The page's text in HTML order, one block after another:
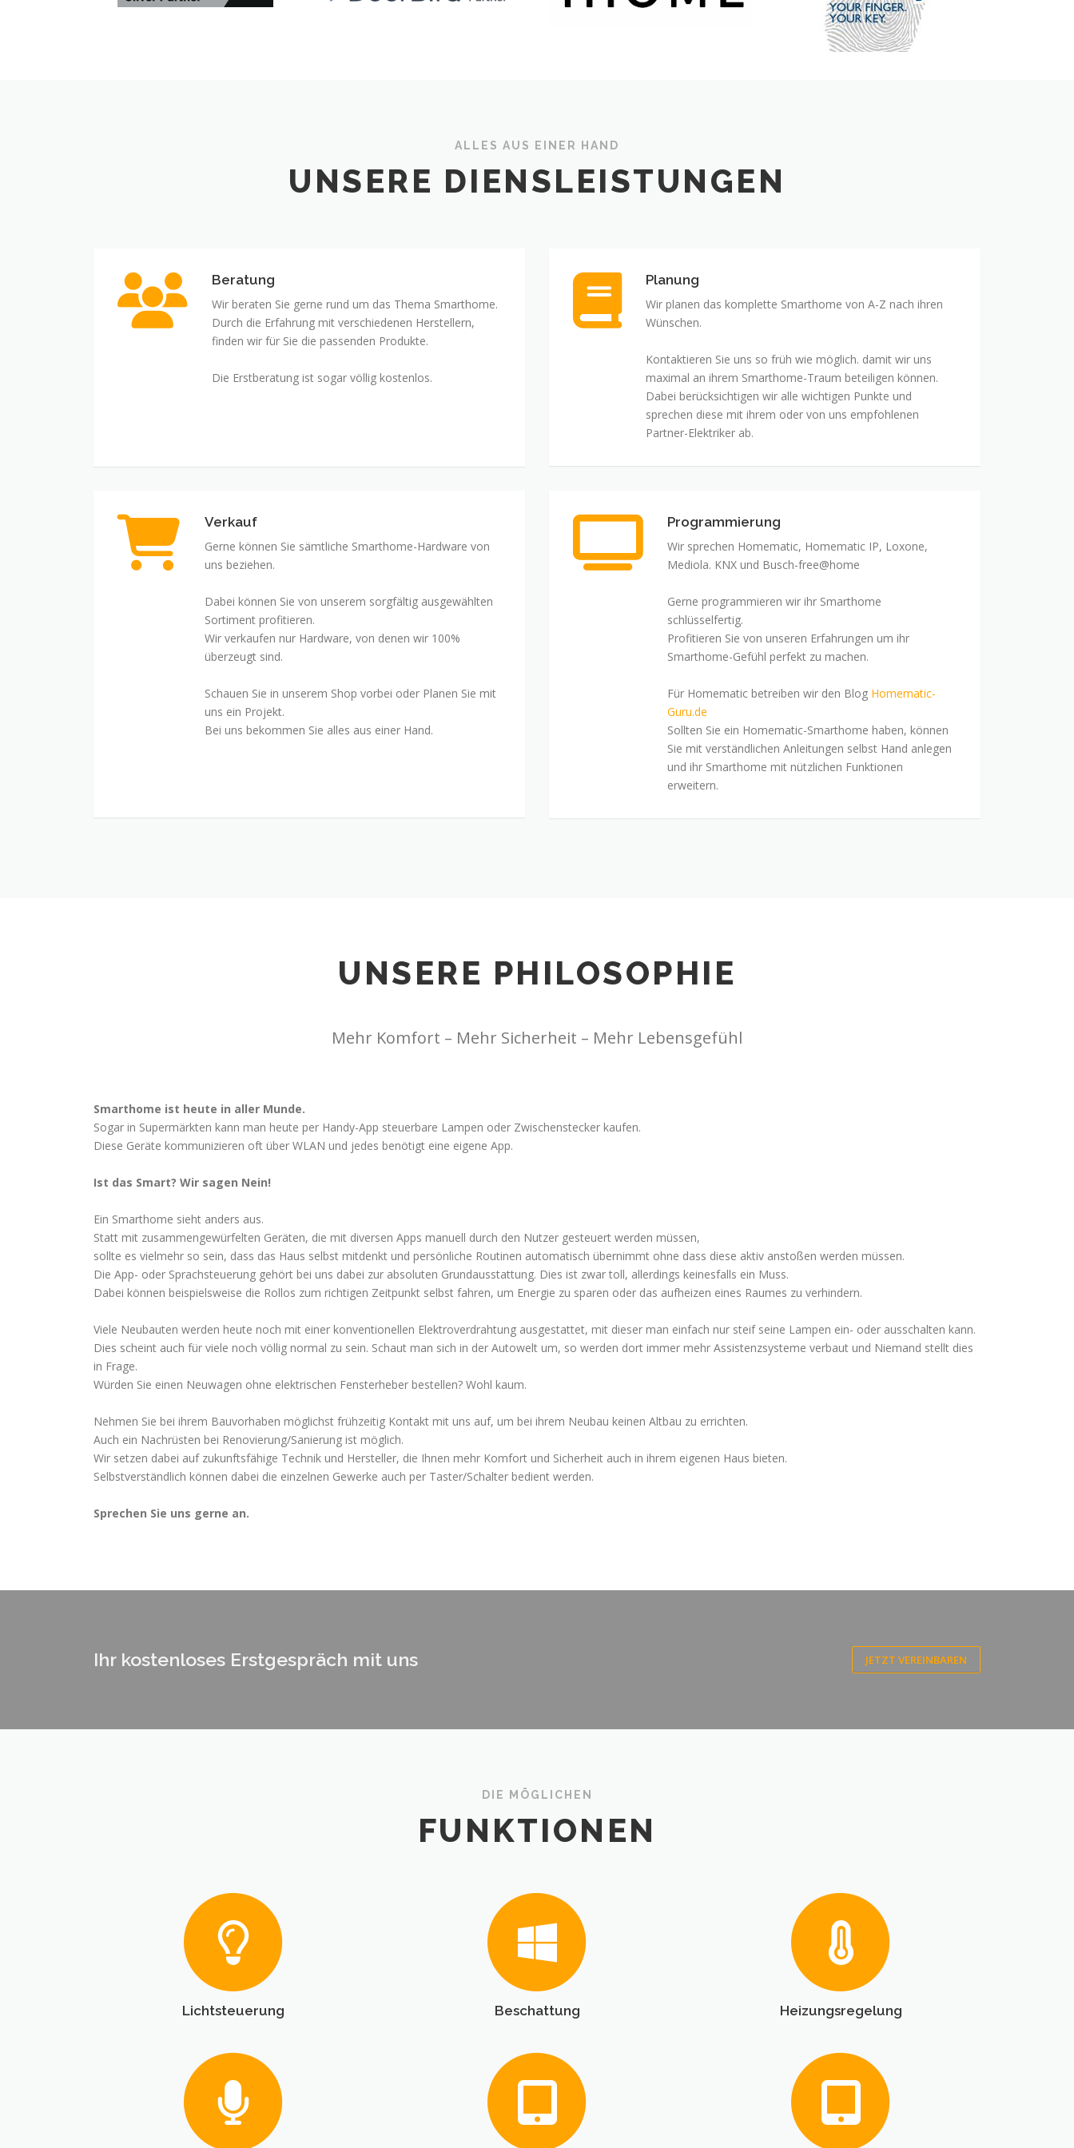
ALLES AUS EINER HAND
UNSERE DIENSLEISTUNGEN
Beratung
Wir beraten Sie gerne rund um das Thema Smarthome.
Durch die Erfahrung mit verschiedenen Herstellern,
finden wir für Sie die passenden Produkte.
Die Erstberatung ist sogar völlig kostenlos.
Planung
Wir planen das komplette Smarthome von A-Z nach ihren
Wünschen.
Kontaktieren Sie uns so früh wie möglich. damit wir uns
maximal an ihrem Smarthome-Traum beteiligen können.
Dabei berücksichtigen wir alle wichtigen Punkte und
sprechen diese mit ihrem oder von uns empfohlenen
Partner-Elektriker ab.
Verkauf
Gerne können Sie sämtliche Smarthome-Hardware von
uns beziehen.
Dabei können Sie von unserem sorgfältig ausgewählten
Sortiment profitieren.
Wir verkaufen nur Hardware, von denen wir 100%
überzeugt sind.
Schauen Sie in unserem Shop vorbei oder Planen Sie mit
uns ein Projekt.
Bei uns bekommen Sie alles aus einer Hand.
Programmierung
Wir sprechen Homematic, Homematic IP, Loxone,
Mediola. KNX und Busch-free@home
Gerne programmieren wir ihr Smarthome
schlüsselfertig.
Profitieren Sie von unseren Erfahrungen um ihr
Smarthome-Gefühl perfekt zu machen.
Für Homematic betreiben wir den Blog Homematic-
Guru.de
Sollten Sie ein Homematic-Smarthome haben, können
Sie mit verständlichen Anleitungen selbst Hand anlegen
und ihr Smarthome mit nützlichen Funktionen
erweitern.
UNSERE PHILOSOPHIE
Mehr Komfort – Mehr Sicherheit – Mehr Lebensgefühl
Smarthome ist heute in aller Munde.
Sogar in Supermärkten kann man heute per Handy-App steuerbare Lampen oder Zwischenstecker kaufen.
Diese Geräte kommunizieren oft über WLAN und jedes benötigt eine eigene App.
Ist das Smart? Wir sagen Nein!
Ein Smarthome sieht anders aus.
Statt mit zusammengewürfelten Geräten, die mit diversen Apps manuell durch den Nutzer gesteuert werden müssen,
sollte es vielmehr so sein, dass das Haus selbst mitdenkt und persönliche Routinen automatisch übernimmt ohne dass diese aktiv anstoßen werden müssen.
Die App- oder Sprachsteuerung gehört bei uns dabei zur absoluten Grundausstattung. Dies ist zwar toll, allerdings keinesfalls ein Muss.
Dabei können beispielsweise die Rollos zum richtigen Zeitpunkt selbst fahren, um Energie zu sparen oder das aufheizen eines Raumes zu verhindern.
Viele Neubauten werden heute noch mit einer konventionellen Elektroverdrahtung ausgestattet, mit dieser man einfach nur steif seine Lampen ein- oder ausschalten kann.
Dies scheint auch für viele noch völlig normal zu sein. Schaut man sich in der Autowelt um, so werden dort immer mehr Assistenzsysteme verbaut und Niemand stellt dies
in Frage.
Würden Sie einen Neuwagen ohne elektrischen Fensterheber bestellen? Wohl kaum.
Nehmen Sie bei ihrem Bauvorhaben möglichst frühzeitig Kontakt mit uns auf, um bei ihrem Neubau keinen Altbau zu errichten.
Auch ein Nachrüsten bei Renovierung/Sanierung ist möglich.
Wir setzen dabei auf zukunftsfähige Technik und Hersteller, die Ihnen mehr Komfort und Sicherheit auch in ihrem eigenen Haus bieten.
Selbstverständlich können dabei die einzelnen Gewerke auch per Taster/Schalter bedient werden.
Sprechen Sie uns gerne an.
Ihr kostenloses Erstgespräch mit uns JETZT VEREINBAREN
DIE MÖGLICHEN
FUNKTIONEN
Lichtsteuerung Beschattung Heizungsregelung